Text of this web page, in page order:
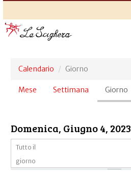
Calendario Giorno
Schede
Mese Settimana Giorno
Domenica, Giugno 4, 2023
Tutto il
giorno